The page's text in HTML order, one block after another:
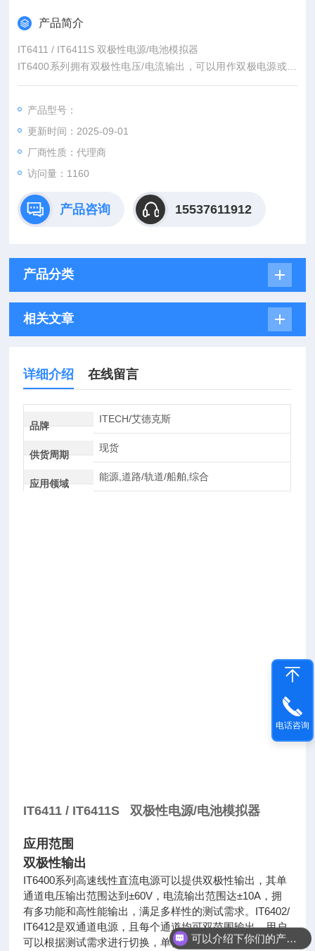
产品简介
IT6411 / IT6411S 双极性电源/电池模拟器
IT6400系列拥有双极性电压/电流输出，可以用作双极电源或双
极电子负载，其电池特性模拟功能尤其适用于便携式电池供电产
和速度切换模式可让电压或电流的上升波形高速且无过冲，上升
时间最快可达150us。同时，用户还可以通过波形显示功能实现
示波器的体验，让使用更加简易和有效。
产品型号：
更新时间：2025-09-01
厂商性质：代理商
访问量：1160
产品咨询 15537611912
产品分类
相关文章
详细介绍 在线留言
品牌
ITECH/艾德克斯
供货周期
现货
应用领域
能源,道路/轨道/船舶,综合
IT6411 / IT6411S 双极性电源/电池模拟器
应用范围
双极性输出
IT6400系列高速线性直流电源可以提供双极性输出，其单
通道电压输出范围达到±60V，电流输出范围达±10A，拥
有多功能和高性能输出，满足多样性的测试需求。IT6402/
IT6412是双通道电源，且每个通道均可双范围输出，用户
可以根据测试需求进行切换，单台设备即可完成测试手机
电话咨询
可以介绍下你们的产品么